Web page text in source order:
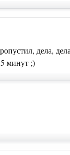
дела,
минут ;)